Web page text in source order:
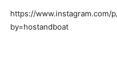
https://www.instagram.com/
by=hostandboat